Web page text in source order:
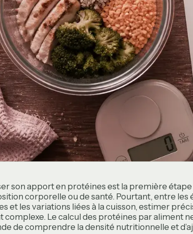
son apport en protéines est la première
corporelle ou de santé. Pourtant, entre
et les variations liées à la cuisson, estimer
complexe. Le calcul des protéines par aliment
de comprendre la densité nutritionnelle et